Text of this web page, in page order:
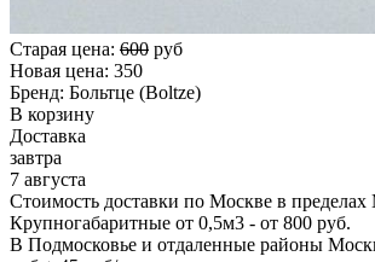
Старая цена: 600 руб
Новая цена: 350
Бренд: Больтце (Boltze)
В корзину
Доставка
завтра
7 августа
Стоимость доставки по Москве в
Крупногабаритные от 0,5м3 - от 800 руб.
В Подмосковье и отдаленные районы